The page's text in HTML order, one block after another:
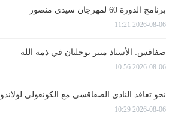
برنامج الدورة 60 لمهرجان سيدي منصور
2026-08-06 11:21
صفاقس: الأستاذ منير بوجلبان في ذمة الله
2026-08-06 10:56
نحو تعاقد النادي الصفاقسي مع الكونغولي لولاندو
2026-08-06 10:29